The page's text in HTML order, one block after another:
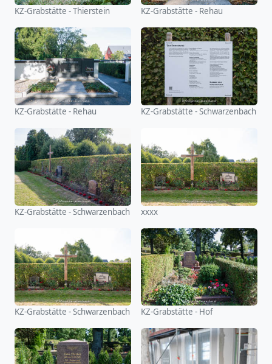
KZ-Grabstätte - Thierstein KZ-Grabstätte - Rehau
KZ-Grabstätte - Rehau KZ-Grabstätte - Schwarzenbach
KZ-Grabstätte - Schwarzenbach xxxx
KZ-Grabstätte - Schwarzenbach KZ-Grabstätte - Hof